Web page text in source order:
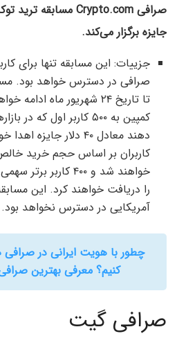
جایزه برگزار می‌کند.
جزییات: این مسابقه تنها برای
تا تاریخ ۲۴ شهریور ماه
دهند معادل ۴۰ دلار
را دریافت خواهند کرد. این
آمریکایی در دسترس نخواهد بود.
چطور با هویت ایرانی در صرافی
کنیم؟ معرفی بهترین
صرافی گیت